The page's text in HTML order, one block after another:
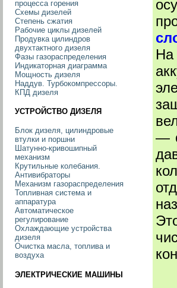
—
процесса горения
Схемы дизелей
Степень сжатия
Рабочие циклы дизелей
Продувка цилиндров
двухтактного дизеля
Фазы газораспределения
Индикаторная диаграмма
Мощность дизеля
Наддув. Турбокомпрессоры.
КПД дизеля
УСТРОЙСТВО ДИЗЕЛЯ
Блок дизеля, цилиндровые
втулки и поршни
Шатунно-кривошипный
механизм
Крутильные колебания.
Антивибраторы
Механизм газораспределения
Топливная система и
аппаратура
Автоматическое
регулирование
Охлаждающие устройства
дизеля
Очистка масла, топлива и
воздуха
ЭЛЕКТРИЧЕСКИЕ МАШИНЫ